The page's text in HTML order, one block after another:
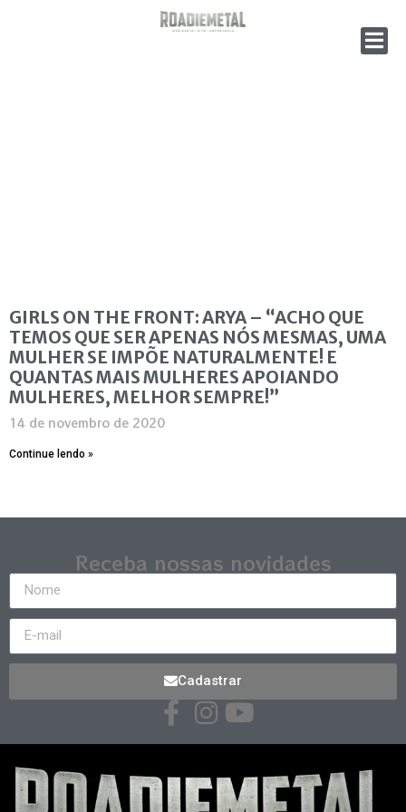
GIRLS ON THE FRONT: ARYA – “ACHO QUE
TEMOS QUE SER APENAS NÓS MESMAS, UMA
MULHER SE IMPÕE NATURALMENTE! E
QUANTAS MAIS MULHERES APOIANDO
MULHERES, MELHOR SEMPRE!”
14 de novembro de 2020
Continue lendo »
Receba nossas novidades
Cadastrar